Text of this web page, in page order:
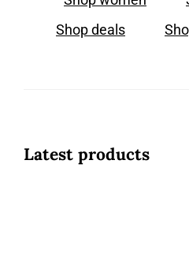
Shop deals
Latest products